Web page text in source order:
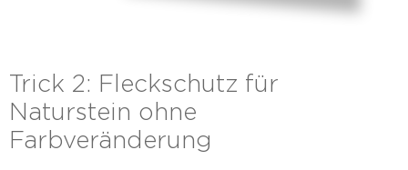
Trick 2: Fleckschutz für
Naturstein ohne
Farbveränderung